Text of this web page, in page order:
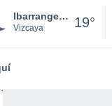
Ibarrangelu-Elejalde
Vizcaya 19°